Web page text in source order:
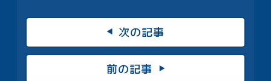
次の記事
前の記事